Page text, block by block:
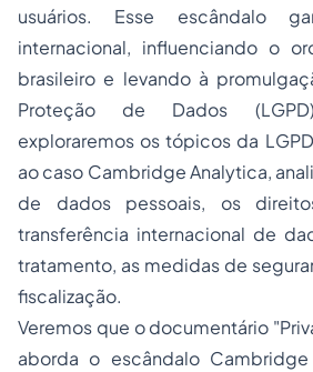
usuários. Esse escândalo
internacional, influenciando o
brasileiro e levando à
Proteção de Dados
exploraremos os tópicos da
ao caso Cambridge Analytica,
de dados pessoais, os
transferência internacional de
tratamento, as medidas de
fiscalização.
Veremos que o documentário
aborda o escândalo